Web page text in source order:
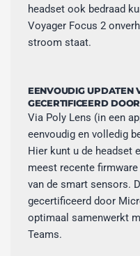
headset ook bedraad
Voyager Focus 2
stroom staat.
EENVOUDIG UPDATEN
GECERTIFICEERD
Via Poly Lens (in een
eenvoudig en volledig
Hier kunt u de headset
meest recente
van de smart sensors.
gecertificeerd door
optimaal samenwerkt
Teams.